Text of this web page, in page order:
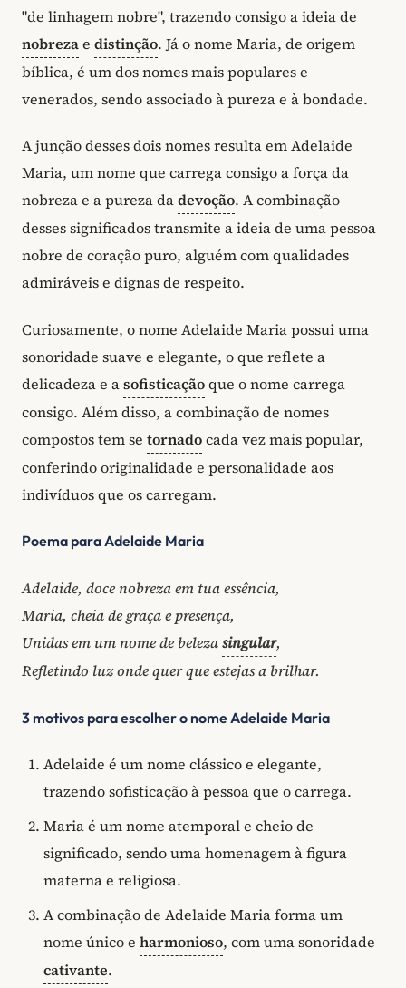
"de linhagem nobre", trazendo consigo a ideia de
nobrezae distinção. Já o nome Maria, de origem
bíblica, é um dos nomes mais populares e
venerados, sendo associado à pureza e à bondade.
A junção desses dois nomes resulta em Adelaide
Maria, um nome que carrega consigo a força da
nobreza e a pureza dadevoção. A combinação
desses significados transmite a ideia de uma pessoa
nobre de coração puro, alguém com qualidades
admiráveis e dignas de respeito.
Curiosamente, o nome Adelaide Maria possui uma
sonoridade suave e elegante, o que reflete a
delicadeza e asofisticaçãoque o nome carrega
consigo. Além disso, a combinação de nomes
compostos tem se tornadocada vez mais popular,
conferindo originalidade e personalidade aos
indivíduos que os carregam.
Poema para Adelaide Maria
Adelaide, doce nobreza em tua essência,
Maria, cheia de graça e presença,
Unidas em um nome de belezasingular,
Refletindo luz onde quer que estejas a brilhar.
3 motivos para escolher o nome Adelaide Maria
Adelaide é um nome clássico e elegante,
trazendo sofisticação à pessoa que o carrega.
Maria é um nome atemporal e cheio de
significado, sendo uma homenagem à figura
materna e religiosa.
A combinação de Adelaide Maria forma um
nome único e harmonioso, com uma sonoridade
cativante.